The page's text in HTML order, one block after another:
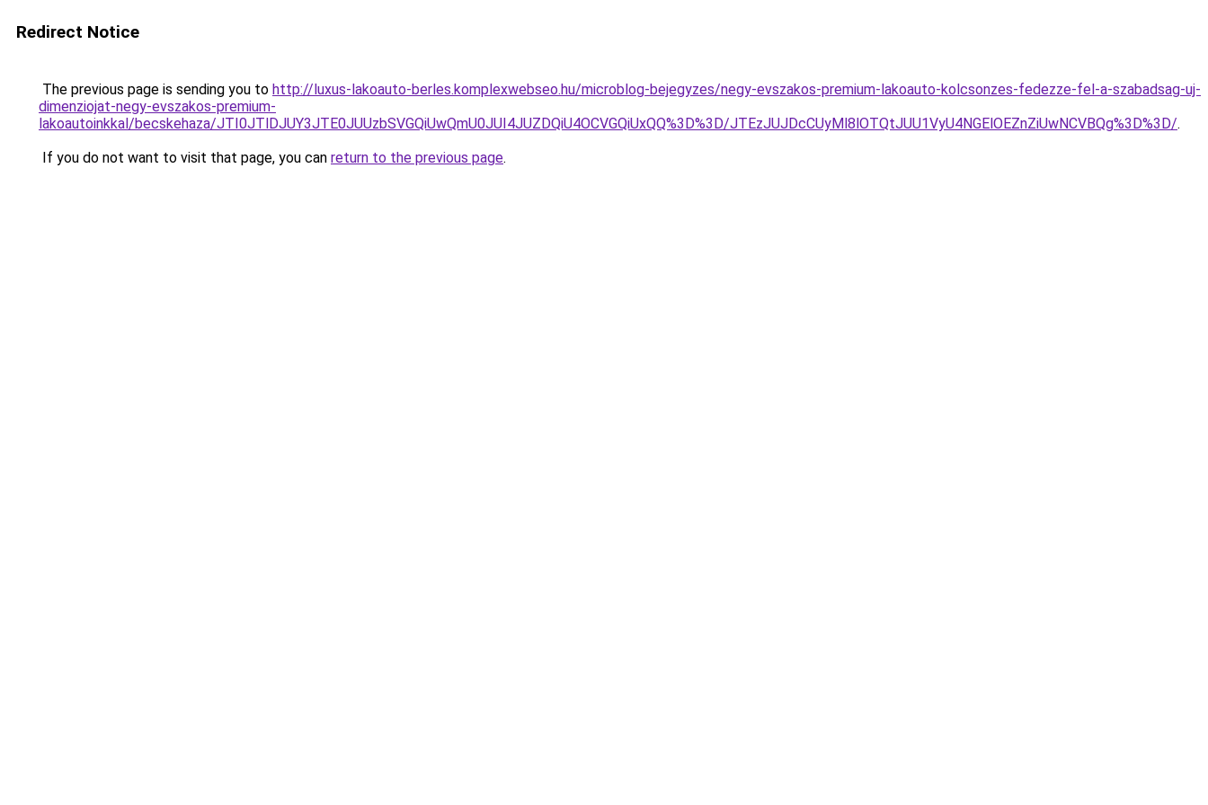
Redirect Notice
The previous page is sending you to http://luxus-lakoauto-berles.komplexwebseo.hu/microblog-bejegyzes/negy-evszakos-premium-lakoauto-kolcsonzes-fedezze-fel-a-szabadsag-uj-
dimenziojat-negy-evszakos-premium-
lakoautoinkkal/becskehaza/JTI0JTlDJUY3JTE0JUUzbSVGQiUwQmU0JUI4JUZDQiU4OCVGQiUxQQ%3D%3D/JTEzJUJDcCUyMl8lOTQtJUU1VyU4NGElOEZnZiUwNCVBQg%3D%3D/.
If you do not want to visit that page, you can return to the previous page.